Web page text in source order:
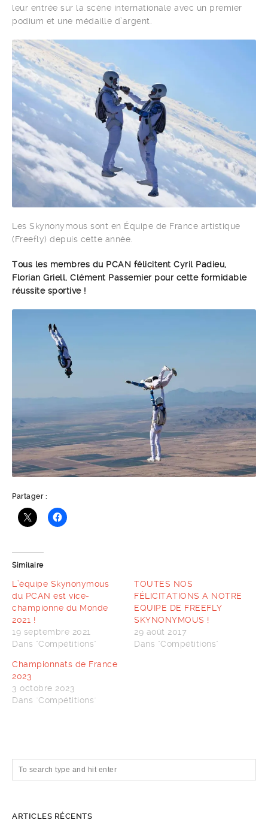
leur entrée sur la scène internationale avec un premier
podium et une médaille d’argent.
Les Skynonymous sont en Équipe de France artistique
(Freefly) depuis cette année.
Tous les membres du PCAN félicitent Cyril Padieu,
Florian Griell, Clément Passemier pour cette formidable
réussite sportive !
Partager :
Similaire
L’équipe Skynonymous
du PCAN est vice-
championne du Monde
2021 !
19 septembre 2021
Dans "Compétitions"
TOUTES NOS
FÉLICITATIONS A NOTRE
EQUIPE DE FREEFLY
SKYNONYMOUS !
29 août 2017
Dans "Compétitions"
Championnats de France
2023
3 octobre 2023
Dans "Compétitions"
ARTICLES RÉCENTS